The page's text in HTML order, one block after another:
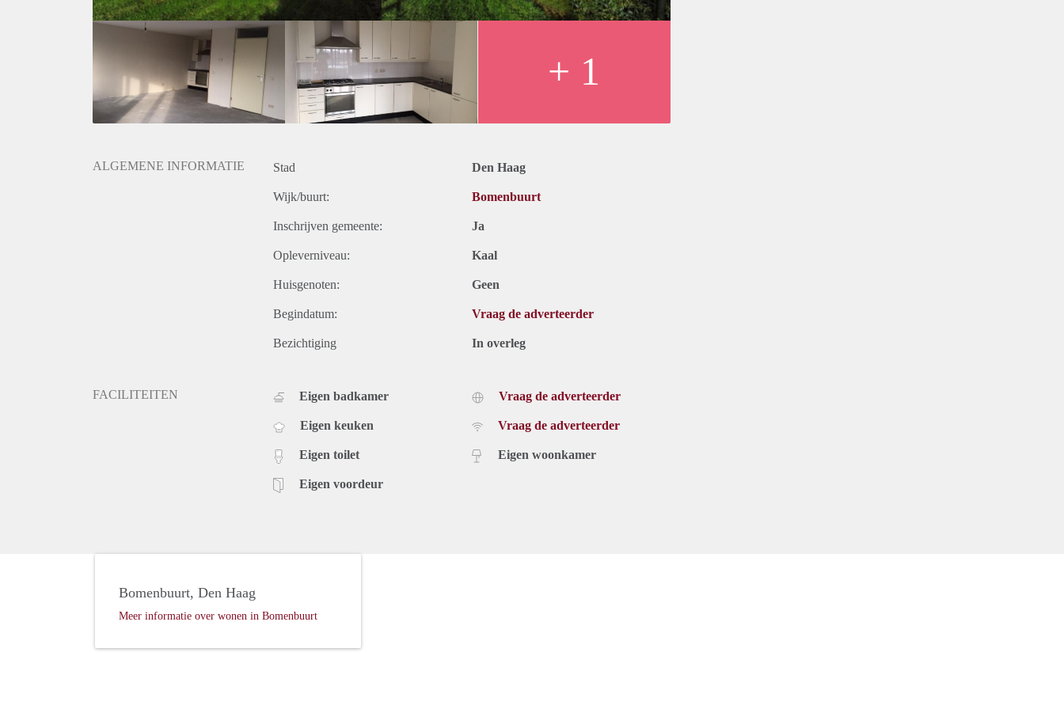
+ 1
ALGEMENE INFORMATIE Stad Den Haag
Wijk/buurt: Bomenbuurt
Inschrijven gemeente: Ja
Opleverniveau: Kaal
Huisgenoten: Geen
Begindatum: Vraag de adverteerder
Bezichtiging In overleg
FACILITEITEN Eigen badkamer
Eigen keuken
Eigen toilet
Eigen voordeur
Vraag de adverteerder
Vraag de adverteerder
Eigen woonkamer
Bomenbuurt, Den Haag
Meer informatie over wonen in Bomenbuurt